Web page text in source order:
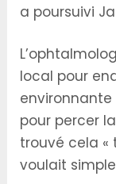
a poursuivi
local pour
environnante
pour percer
trouvé cela
voulait